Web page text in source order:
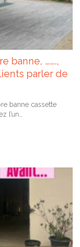
banne, …….,
parler de
banne cassette
l’un…